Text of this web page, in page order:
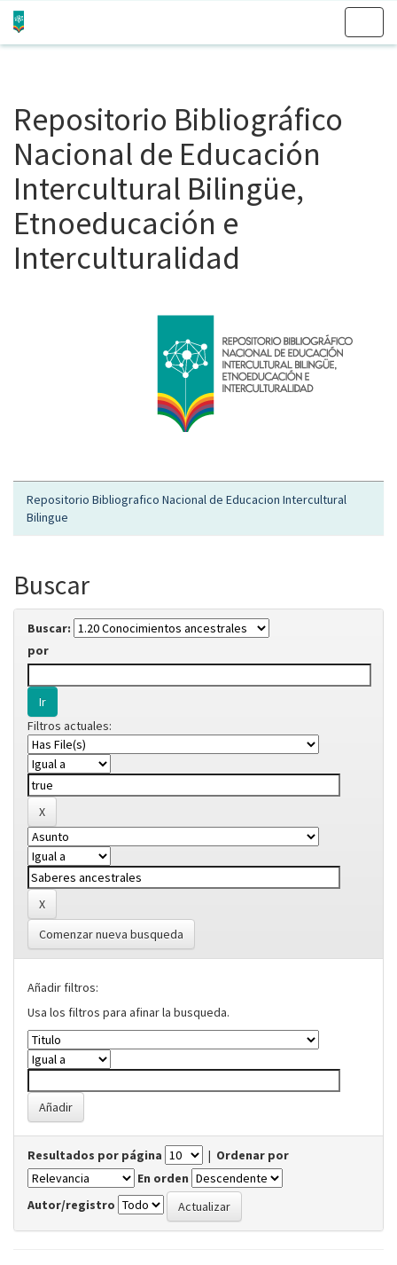
Repositorio Bibliográfico
Nacional de Educación
Intercultural Bilingüe,
Etnoeducación e
Interculturalidad
Repositorio Bibliografico Nacional de Educacion Intercultural
Bilingue
Buscar
Buscar:
por
Filtros actuales:
Comenzar nueva busqueda
Añadir filtros:
Usa los filtros para afinar la busqueda.
Resultados por página | Ordenar por
En orden
Autor/registro